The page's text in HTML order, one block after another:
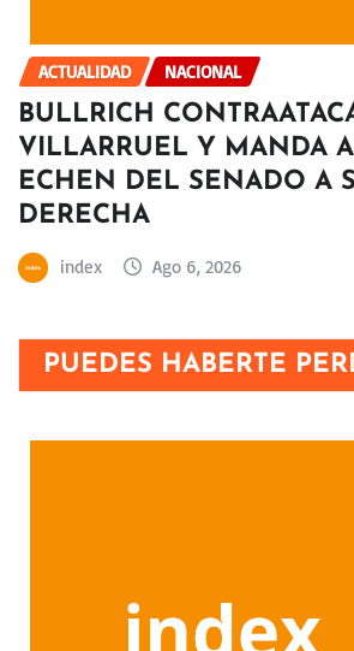
ACTUALIDAD NACIONAL
BULLRICH
VILLARRUEL Y MANDA
ECHEN DEL SENADO A
DERECHA
index Ago 6, 2026
PUEDES HABERTE